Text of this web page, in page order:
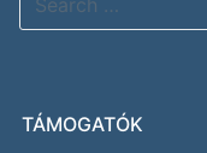
TÁMOGATÓK